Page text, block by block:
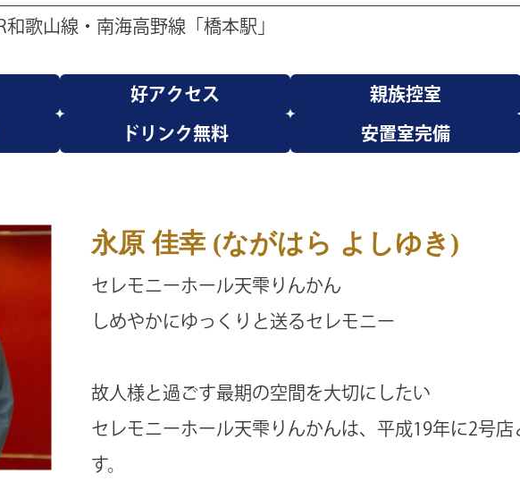
和歌山線・南海高野線「橋本駅」
好アクセス 親族控室
ドリンク無料 安置室完備
永原 佳幸 (ながはら よしゆき)
セレモニーホール天雫りんかん
しめやかにゆっくりと送るセレモニー
故人様と過ごす最期の空間を大切にしたい
セレモニーホール天雫りんかんは、平成19年に2号
す。